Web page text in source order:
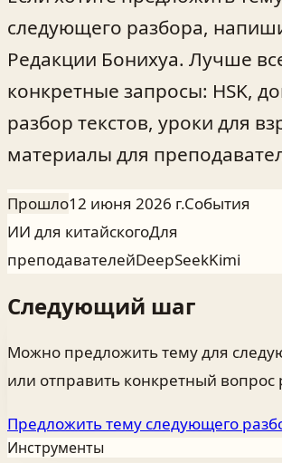
следующего разбора,
Редакции Бонихуа. Лучше
конкретные запросы: HSK,
разбор текстов, уроки для
материалы для
Прошло12 июня 2026 г.События
ИИ для китайскогоДля
преподавателейDeepSeekKimi
Следующий шаг
Можно предложить тему для
или отправить конкретный вопрос
Предложить тему следующего
Инструменты